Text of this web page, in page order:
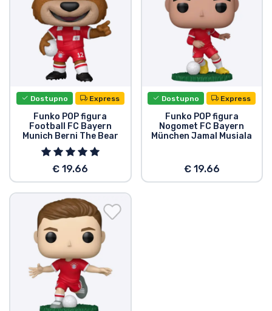
Dostupno Express
Funko POP figura
Football FC Bayern
Munich Berni The Bear
€ 19.66
Dostupno Express
Funko POP figura
Nogomet FC Bayern
München Jamal Musiala
€ 19.66
Vrste proizvoda
Marke